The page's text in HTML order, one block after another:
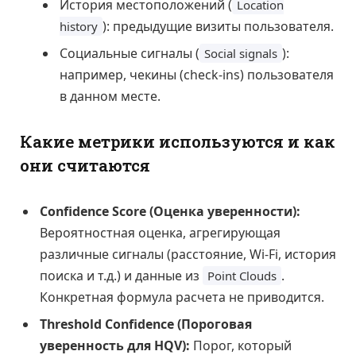
История местоположений ( Location
history ): предыдущие визиты пользователя.
Социальные сигналы ( Social signals ):
например, чекины (check-ins) пользователя
в данном месте.
Какие метрики используются и как
они считаются
Confidence Score (Оценка уверенности):
Вероятностная оценка, агрегирующая
различные сигналы (расстояние, Wi-Fi, история
поиска и т.д.) и данные из Point Clouds .
Конкретная формула расчета не приводится.
Threshold Confidence (Пороговая
уверенность для HQV): Порог, который